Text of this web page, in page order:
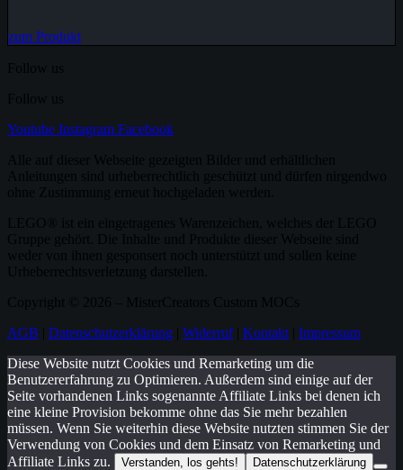
zum Produkt
Follow us
Follow us
Youtube Instagram Facebook
Alle auf dieser Webseite gezeigten Bilder und erhältlichen
Anleitungen sind urheberrechtlich geschützt und dürfen nirgendwo
ohne Zustimmung erneut hochgeladen werden.
LEGO® ist ein eingetragenes Warenzeichen, welches der LEGO
Gruppe gehört. Die Inhalte und Produkte dieser Webseite sind
weder von ihnen gesponsert noch unterstützt und sollen keine
Urheberrechtsverletzung darstellen.
Copyright © 2026 – MisterCreators Custom MOCs
AGB
Datenschutzerklärung Widerruf| Kontakt
Impressum
Diese Website nutzt Cookies und Remarketing um die
Benutzererfahrung zu Optimieren. Außerdem sind einige auf der
Seite vorhandenen Links sogenannte Affiliate Links bei denen ich
eine kleine Provision bekomme ohne das Sie mehr bezahlen
müssen. Wenn Sie weiterhin diese Website nutzten stimmen Sie der
Verwendung von Cookies und dem Einsatz von Remarketing und
Affiliate Links zu.
Verstanden, los gehts! Datenschutzerklärung